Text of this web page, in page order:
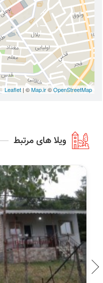
Leaflet | ©Map.ir©OpenStreetMap
ویلا های مرتبط